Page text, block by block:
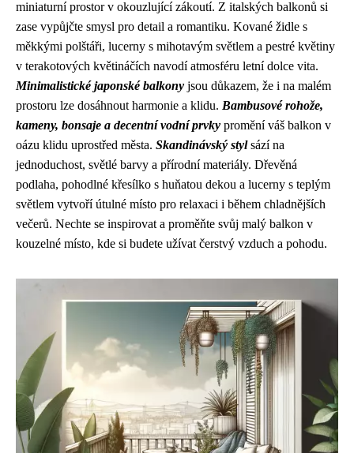
miniaturní prostor v okouzlující zákoutí. Z italských balkonů si
zase vypůjčte smysl pro detail a romantiku. Kované židle s
měkkými polštáři, lucerny s mihotavým světlem a pestré květiny
v terakotových květináčích navodí atmosféru letní dolce vita.
Minimalistické japonské balkony jsou důkazem, že i na malém
prostoru lze dosáhnout harmonie a klidu. Bambusové rohože,
kameny, bonsaje a decentní vodní prvky promění váš balkon v
oázu klidu uprostřed města. Skandinávský stylsází na
jednoduchost, světlé barvy a přírodní materiály. Dřevěná
podlaha, pohodlné křesílko s huňatou dekou a lucerny s teplým
světlem vytvoří útulné místo pro relaxaci i během chladnějších
večerů. Nechte se inspirovat a proměňte svůj malý balkon v
kouzelné místo, kde si budete užívat čerstvý vzduch a pohodu.